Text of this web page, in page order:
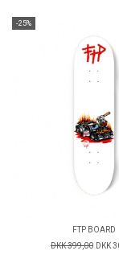
-25%
FTP BOARD
DKK 399,00 DKK